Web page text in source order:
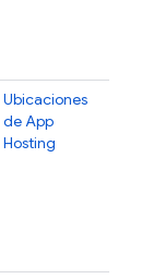
Ubicaciones
deApp
Hosting